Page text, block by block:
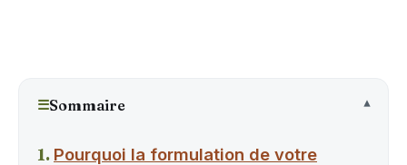
☰Sommaire
Pourquoi la formulation de votre